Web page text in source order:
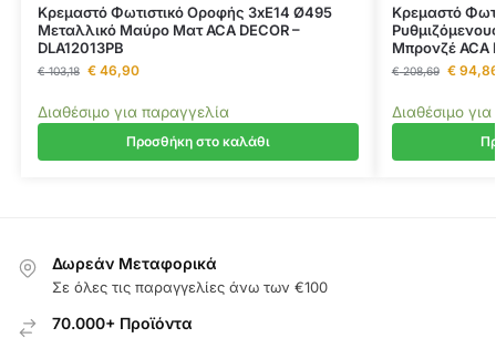
Κρεμαστό Φωτιστικό Οροφής 3xE14 Ø495
Μεταλλικό Μαύρο Ματ ACA DECOR –
DLA12013PB
€103,18 €46,90
Διαθέσιμο για παραγγελία
Προσθήκη στο καλάθι
Κρεμαστό
Μπρονζέ ACA
€208,69 €
Διαθέσιμο
Δωρεάν Μεταφορικά
Σε όλες τις παραγγελίες άνω των €100
70.000+ Προϊόντα